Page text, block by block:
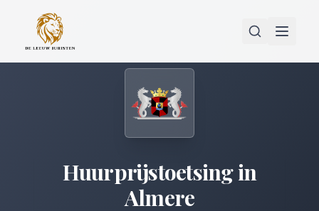
Huurprijstoetsingin
Almere